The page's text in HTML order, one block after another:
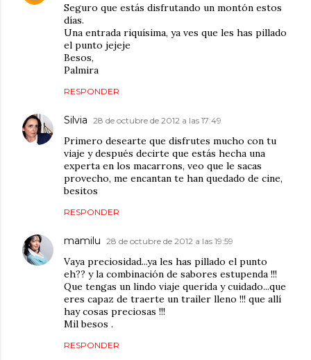
Seguro que estás disfrutando un montón estos
días.
Una entrada riquísima, ya ves que les has pillado
el punto jejeje
Besos,
Palmira
RESPONDER
Silvia 28 de octubre de 2012 a las 17:49
Primero desearte que disfrutes mucho con tu
viaje y después decirte que estás hecha una
experta en los macarrons, veo que le sacas
provecho, me encantan te han quedado de cine,
besitos
RESPONDER
mamilu 28 de octubre de 2012 a las 19:59
Vaya preciosidad...ya les has pillado el punto
eh?? y la combinación de sabores estupenda !!!
Que tengas un lindo viaje querida y cuidado...que
eres capaz de traerte un trailer lleno !!! que allí
hay cosas preciosas !!!
Mil besos .
RESPONDER